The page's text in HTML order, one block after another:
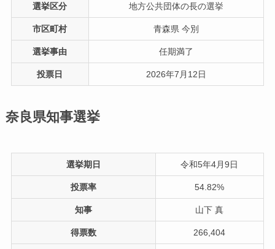
選挙区分 地方公共団体の長の選挙
市区町村 青森県 今別
選挙事由 任期満了
投票日 2026年7月12日
奈良県知事選挙
選挙期日 令和5年4月9日
投票率 54.82%
知事 山下 真
得票数 266,404